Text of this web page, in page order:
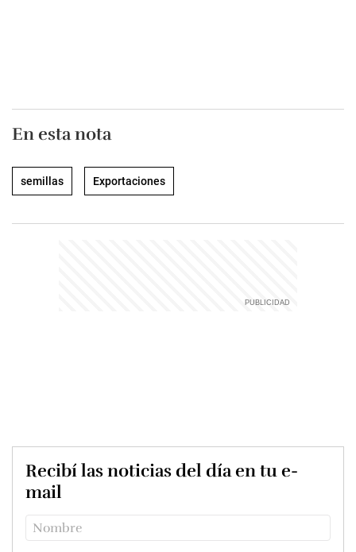
En esta nota
semillas Exportaciones
Recibí las noticias del día en tu e-
mail